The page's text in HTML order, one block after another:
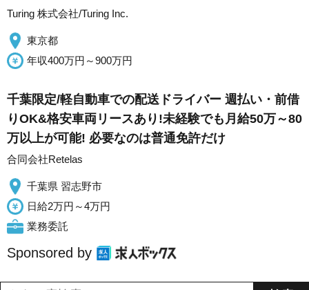
Turing 株式会社/Turing Inc.
東京都
年収400万円～900万円
千葉限定/軽自動車での配送ドライバー 週払い・前借
りOK&格安車両リースあり!未経験でも月給50万～80
万以上が可能! 必要なのは普通免許だけ
合同会社Retelas
千葉県 習志野市
日給2万円～4万円
業務委託
Sponsored by